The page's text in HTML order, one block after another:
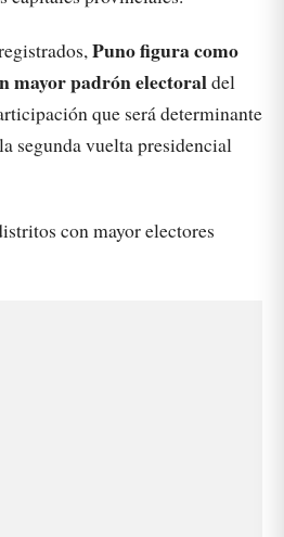
Puno figura como
mayor padrón electoraldel
que será determinante
segunda vuelta presidencial